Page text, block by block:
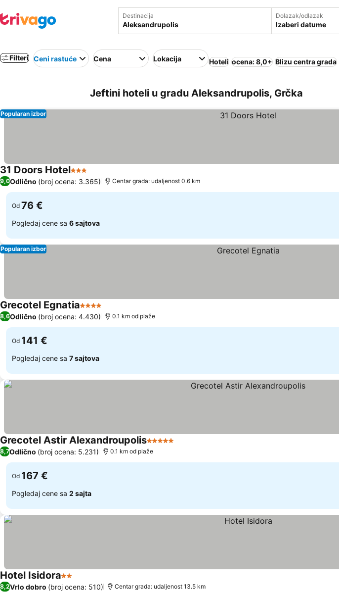
Destinacija Dolazak/odlazak
Izaberi datume
Filteri Ceni rastuće Cena Lokacija Hoteli ocena: 8,0+ Blizu centra grada
Jeftini hoteli u gradu Aleksandrupolis, Grčka
Popularan izbor
31 Doors Hotel3 Zvezdice
9,0Odlično (broj ocena: 3.365) Centar grada: udaljenost 0.6 km
Od 76 €
Pogledaj cene sa 6 sajtova
Popularan izbor
Grecotel Egnatia4 Zvezdice
8,6Odlično (broj ocena: 4.430) 0.1 km od plaže
Od 141 €
Pogledaj cene sa 7 sajtova
Grecotel Astir Alexandroupolis5 Zvezdice
8,7Odlično (broj ocena: 5.231) 0.1 km od plaže
Od 167 €
Pogledaj cene sa 2 sajta
Hotel Isidora2 Zvezdice
8,2Vrlo dobro (broj ocena: 510) Centar grada: udaljenost 13.5 km